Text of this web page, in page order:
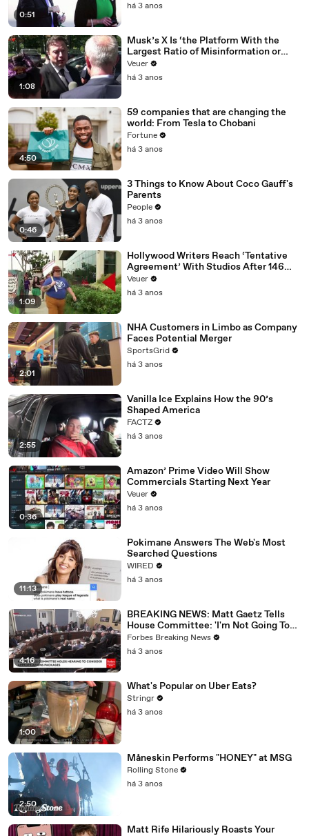
0:51
há 3 anos
1:08
Musk’s X Is ‘the Platform With the
Largest Ratio of Misinformation or
Disinformation’ Amongst All Social
Media Platforms
Veuer
há 3 anos
4:50
59 companies that are changing the
world: From Tesla to Chobani
Fortune
há 3 anos
0:46
3 Things to Know About Coco Gauff's
Parents
People
há 3 anos
1:09
Hollywood Writers Reach ‘Tentative
Agreement’ With Studios After 146
Day Strike
Veuer
há 3 anos
2:01
NHA Customers in Limbo as Company
Faces Potential Merger
SportsGrid
há 3 anos
2:55
Vanilla Ice Explains How the 90’s
Shaped America
FACTZ
há 3 anos
0:36
Amazon’ Prime Video Will Show
Commercials Starting Next Year
Veuer
há 3 anos
11:13
Pokimane Answers The Web's Most
Searched Questions
WIRED
há 3 anos
4:16
BREAKING NEWS: Matt Gaetz Tells
House Committee: 'I'm Not Going To
Vote For A Continuing Resolution'
Forbes Breaking News
há 3 anos
1:00
What's Popular on Uber Eats?
Stringr
há 3 anos
2:50
Måneskin Performs "HONEY" at MSG
Rolling Stone
há 3 anos
Matt Rife Hilariously Roasts Your